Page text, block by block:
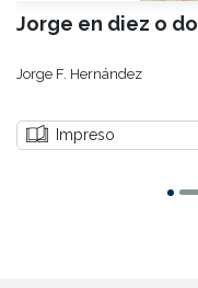
Jorge en diez o
Jorge F. Hernández
Impreso